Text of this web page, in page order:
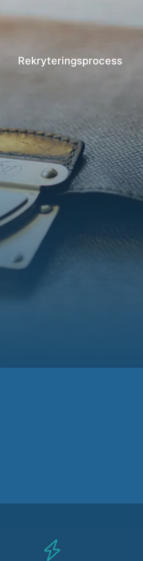
Rekryteringsprocess